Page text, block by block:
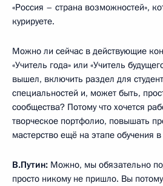
«Россия – страна возможностей»,
курируете.
Можно ли сейчас в действующие
«Учитель года» или «Учитель
вышел, включить раздел для
специальностей и, может быть,
сообщества? Потому что хочется
творческое портфолио, повышать
мастерство ещё на этапе обучения в
В.Путин: Можно, мы обязательно
просто никому не пришло. Вы